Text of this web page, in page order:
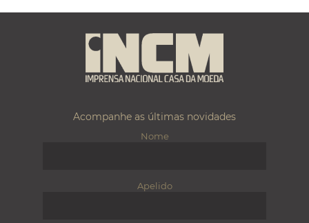
Acompanhe as últimas novidades
Nome
Apelido